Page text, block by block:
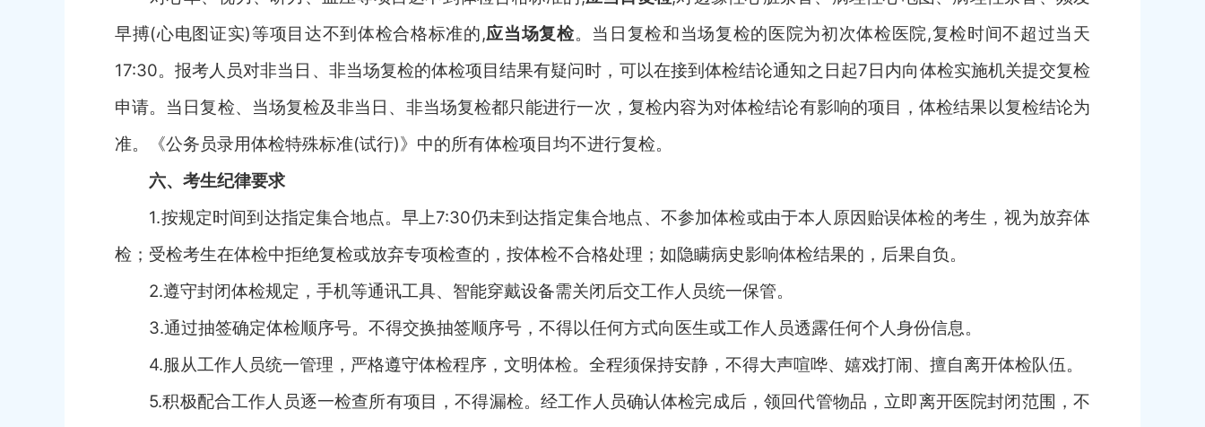
早搏(心电图证实)等项目达不到体检合格标准的,应当场复检。 当日复检和当场复检的医院为初次体检医院,复检时间不超过当天
17:30。报考人员对非当日、非当场复检的体检项目结果有疑问时，可以在接到体检结论通知之日起7日内向体检实施机关提交复检
申请。当日复检、当场复检及非当日、非当场复检都只能进行一次，复检内容为对体检结论有影响的项目，体检结果以复检结论为
准。《公务员录用体检特殊标准(试行)》中的所有体检项目均不进行复检。
六、 考生纪律要求
1.按规定时间到达指定集合地点。早上7:30仍未到达指定集合地点、不参加体检或由于本人原因贻误体检的考生，视为放弃体
检；受检考生在体检中拒绝复检或放弃专项检查的，按体检不合格处理；如隐瞒病史影响体检结果的，后果自负。
2.遵守封闭体检规定，手机等通讯工具、智能穿戴设备需关闭后交工作人员统一保管。
3.通过抽签确定体检顺序号。不得交换抽签顺序号，不得以任何方式向医生或工作人员透露任何个人身份信息。
4.服从工作人员统一管理，严格遵守体检程序，文明体检。全程须保持安静，不得大声喧哗、嬉戏打闹、擅自离开体检队伍。
5.积极配合工作人员逐一检查所有项目，不得漏检。经工作人员确认体检完成后，领回代管物品，立即离开医院封闭范围，不